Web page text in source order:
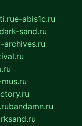
e-abis1c.ru
dark-sand.ru
archives.ru
mus.ru
bandamn.ru